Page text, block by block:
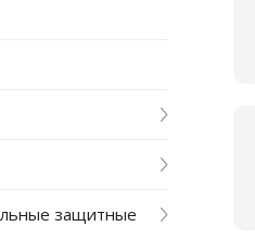
защитные